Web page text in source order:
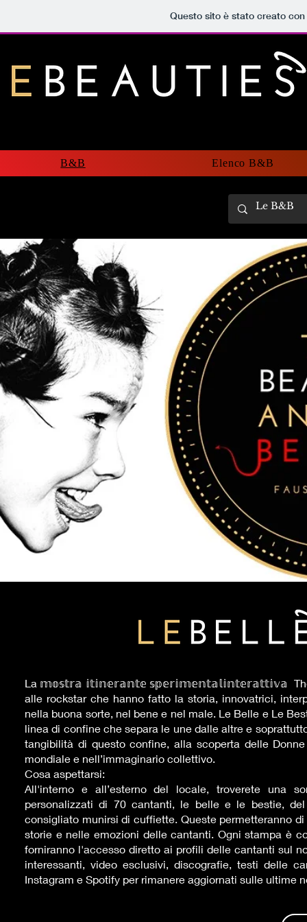
Questo sito è stato creato
B&B Elenco B&B
La 𝕞𝕠𝕤𝕥𝕣𝕒 𝕚𝕥𝕚𝕟𝕖𝕣𝕒𝕟𝕥𝕖 𝕤𝕡𝕖𝕣𝕚𝕞𝕖𝕟𝕥𝕒𝕝𝕚𝕟𝕥𝕖𝕣𝕒𝕥𝕥𝕚𝕧𝕒
alle rockstar che hanno fatto la storia, innovatrici,
nella buona sorte, nel bene e nel male. Le Belle e Le
linea di confine che separa le une dalle altre e
tangibilità di questo confine, alla scoperta delle
mondiale e nell’immaginario collettivo.
Cosa aspettarsi:
All'interno e all’esterno del locale, troverete una
personalizzati di 70 cantanti, le belle e le bestie,
consigliato munirsi di cuffiette. Queste permetteranno
storie e nelle emozioni delle cantanti. Ogni stampa è
forniranno l'accesso diretto ai profili delle cantanti sul
interessanti, video esclusivi, discografie, testi delle
Instagram e Spotify per rimanere aggiornati sulle ultime